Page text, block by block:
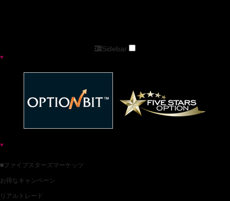
Sidebar
■ファイブスターズマーケッツ
お得なキャンペーン
リアルトレード